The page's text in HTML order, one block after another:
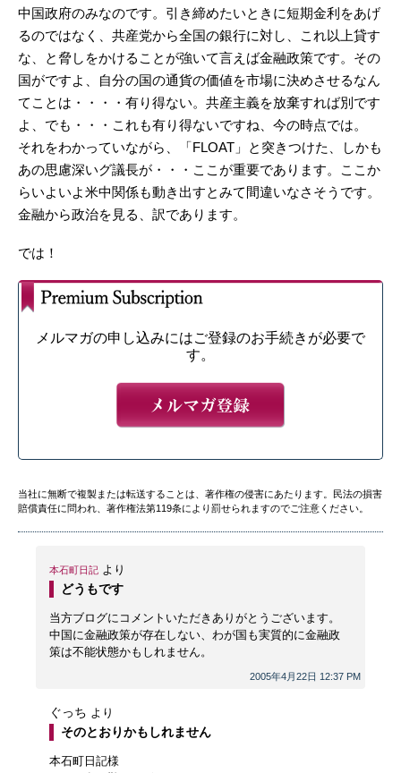
中国政府のみなのです。引き締めたいときに短期金利をあげ
るのではなく、共産党から全国の銀行に対し、これ以上貸す
な、と脅しをかけることが強いて言えば金融政策です。その
国がですよ、自分の国の通貨の価値を市場に決めさせるなん
てことは・・・・有り得ない。共産主義を放棄すれば別です
よ、でも・・・これも有り得ないですね、今の時点では。
それをわかっていながら、「FLOAT」と突きつけた、しかも
あの思慮深いグ議長が・・・ここが重要であります。ここか
らいよいよ米中関係も動き出すとみて間違いなさそうです。
金融から政治を見る、訳であります。
では！
メルマガの申し込みにはご登録のお手続きが必要で
す。
当社に無断で複製または転送することは、著作権の侵害にあたります。民法の損害
賠償責任に問われ、著作権法第119条により罰せられますのでご注意ください。
本石町日記 より
2005年4月22日 12:37 PM
どうもです
当方ブログにコメントいただきありがとうございます。
中国に金融政策が存在しない、わが国も実質的に金融政
策は不能状態かもしれません。
ぐっち より
そのとおりかもしれません
本石町日記様